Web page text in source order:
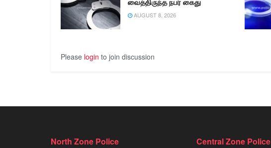
AUGUST 8, 2026
Please login to join discussion
North Zone Police Central Zone Police